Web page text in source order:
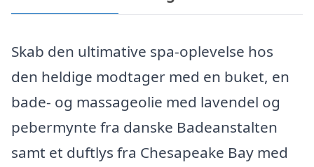
Skab den ultimative spa-oplevelse hos
den heldige modtager med en buket, en
bade- og massageolie med lavendel og
pebermynte fra danske Badeanstalten
samt et duftlys fra Chesapeake Bay med